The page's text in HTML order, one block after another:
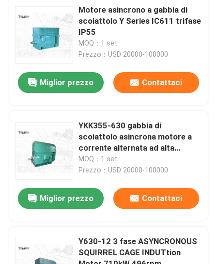
Prodotti
Circa noi
Giro della fabbrica
Contattici
Notizie
Blog
Motore a corrente alternata ad alta tensione
Motore asincrono a gabbia di
scoiattolo Y Series IC611 trifase
IP55
MOQ：1 set
Prezzo：USD 20000-100000
Miglior prezzo Contattaci
YKK355-630 gabbia di
scoiattolo asincrona motore a
corrente alternata ad alta
tensione 50HZ
MOQ：1 set
Prezzo：USD 20000-100000
Miglior prezzo Contattaci
Y630-12 3 fase ASYNCRONOUS
SQUIRREL CAGE INDUTtion